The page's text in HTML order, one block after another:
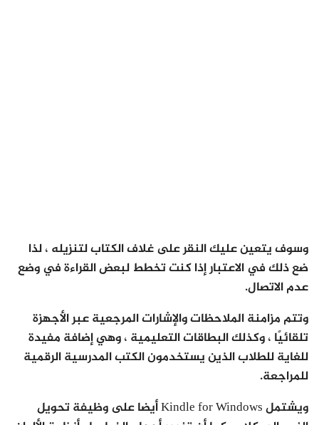
وسوف يتعين عليك النقر على غلاف الكتاب لتنزيله ، لذا
ضع ذلك في الاعتبار إذا كنت تخطط لبعض القراءة في وضع
عدم الاتصال.
وتتم مزامنة الملاحظات والإشارات المرجعية عبر الأجهزة
تلقائيًا ، وكذلك البطاقات التعليمية ، وهي إضافة مفيدة
للغاية للطلاب الذين يستخدمون الكتب المدرسية الرقمية
للمراجعة.
ويشتمل Kindle for Windows أيضا على وظيفة تحويل